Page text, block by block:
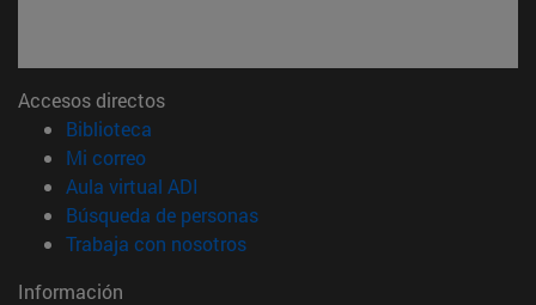
Accesos directos
Biblioteca
Mi correo(abre en nueva ventana)
Aula virtual ADI
Búsqueda de personas(abre en nueva ventana)
Trabaja con nosotros(abre en nueva ventana)
Información